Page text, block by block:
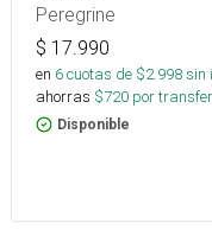
Peregrine
$ 17.990
en 6cuotas de $2.998sin
ahorras $720 por
Disponible